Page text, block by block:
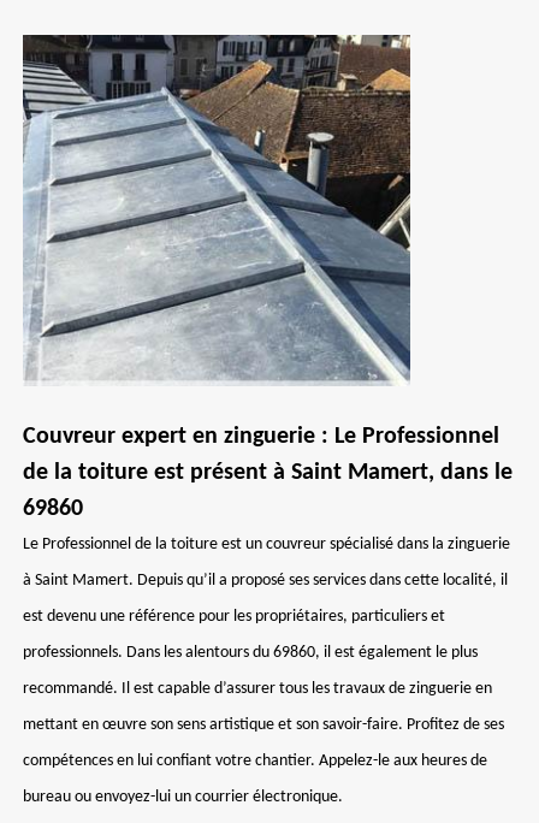
Couvreur expert en zinguerie : Le Professionnel
de la toiture est présent à Saint Mamert, dans le
69860
Le Professionnel de la toiture est un couvreur spécialisé dans la zinguerie
à Saint Mamert. Depuis qu’il a proposé ses services dans cette localité, il
est devenu une référence pour les propriétaires, particuliers et
professionnels. Dans les alentours du 69860, il est également le plus
recommandé. Il est capable d’assurer tous les travaux de zinguerie en
mettant en œuvre son sens artistique et son savoir-faire. Profitez de ses
compétences en lui confiant votre chantier. Appelez-le aux heures de
bureau ou envoyez-lui un courrier électronique.